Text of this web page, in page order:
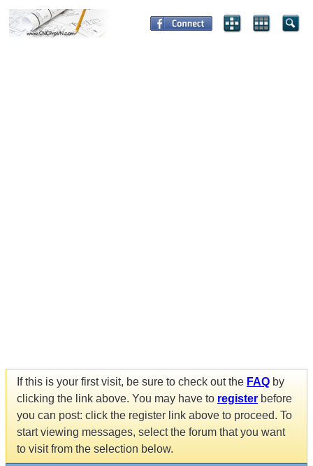
If this is your first visit, be sure to check out the FAQ by
clicking the link above. You may have to register before
you can post: click the register link above to proceed. To
start viewing messages, select the forum that you want
to visit from the selection below.